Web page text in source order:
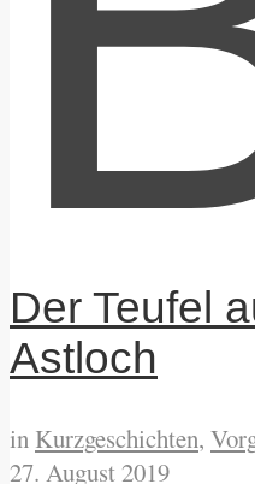
Der Teufel
Astloch
in Kurzgeschichten,
27. August 2019